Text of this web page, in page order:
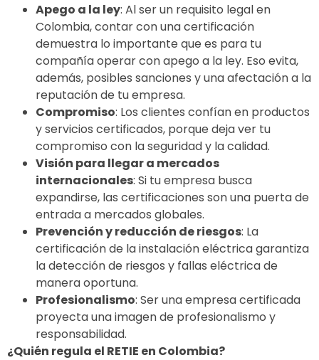
Apego a la ley: Al ser un requisito legal en
Colombia, contar con una certificación
demuestra lo importante que es para tu
compañía operar con apego a la ley. Eso evita,
además, posibles sanciones y una afectación a la
reputación de tu empresa.
Compromiso: Los clientes confían en productos
y servicios certificados, porque deja ver tu
compromiso con la seguridad y la calidad.
Visión para llegar a mercados
internacionales: Si tu empresa busca
expandirse, las certificaciones son una puerta de
entrada a mercados globales.
Prevención y reducción de riesgos: La
certificación de la instalación eléctrica garantiza
la detección de riesgos y fallas eléctrica de
manera oportuna.
Profesionalismo: Ser una empresa certificada
proyecta una imagen de profesionalismo y
responsabilidad.
¿Quién regula el RETIE en Colombia?